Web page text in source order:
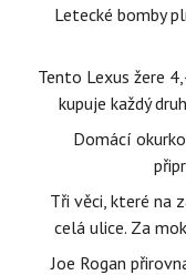
Letecké bomby
Tento Lexus žere
kupuje každý
Domácí
Tři věci, které na
celá ulice. Za
Joe Rogan